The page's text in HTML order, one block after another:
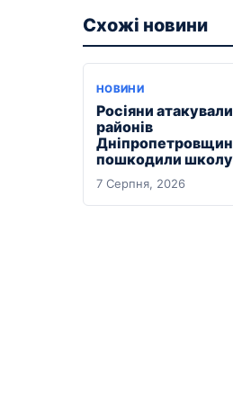
Схожі новини
НОВИНИ
Росіяни атакували
районів
пошкодили
7 Серпня, 2026